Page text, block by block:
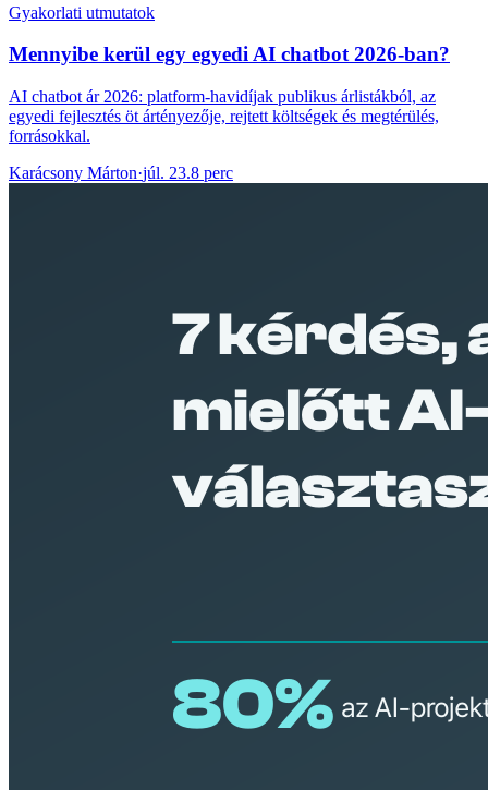
Gyakorlati utmutatok
Mennyibe kerül egy egyedi AI chatbot 2026-ban?
AI chatbot ár 2026: platform-havidíjak publikus árlistákból, az
egyedi fejlesztés öt ártényezője, rejtett költségek és megtérülés,
forrásokkal.
Karácsony Márton·júl. 23.8 perc